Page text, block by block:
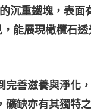
沉重鐵塊，表面
能展現橄欖石透
完善滋養與淨化
礦缺亦有其獨特